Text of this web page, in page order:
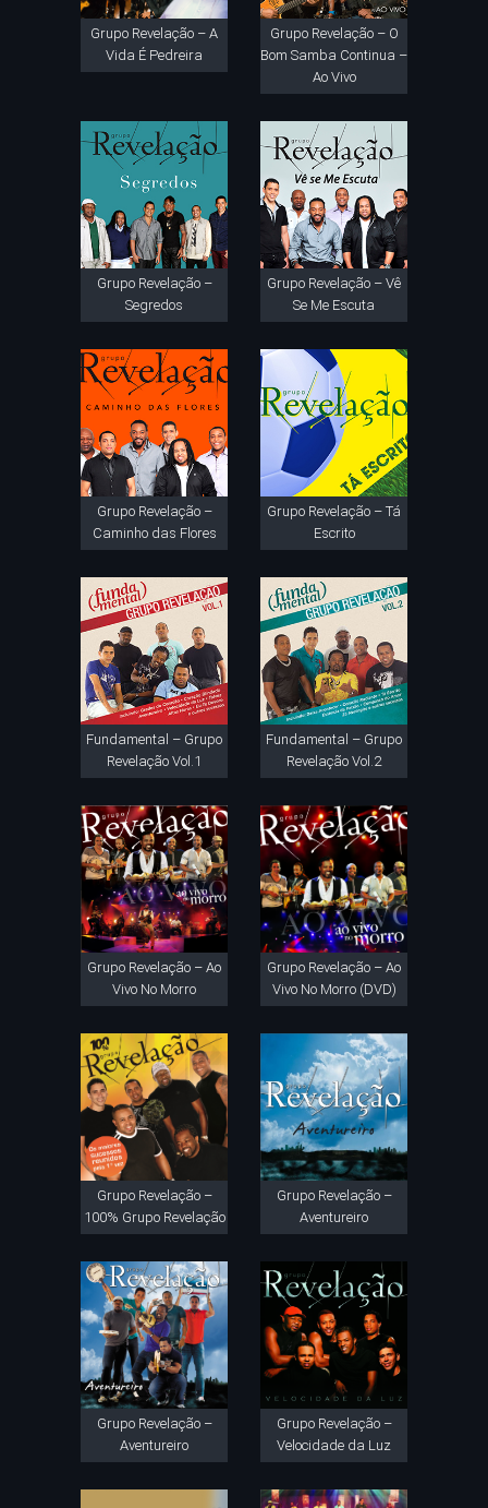
Grupo Revelação – A
Vida É Pedreira
Grupo Revelação – O
Bom Samba Continua –
Ao Vivo
Grupo Revelação –
Segredos
Grupo Revelação – Vê
Se Me Escuta
Grupo Revelação –
Caminho das Flores
Grupo Revelação – Tá
Escrito
Fundamental – Grupo
Revelação Vol.1
Fundamental – Grupo
Revelação Vol.2
Grupo Revelação – Ao
Vivo No Morro
Grupo Revelação – Ao
Vivo No Morro (DVD)
Grupo Revelação –
100% Grupo Revelação
Grupo Revelação –
Aventureiro
Grupo Revelação –
Aventureiro
Grupo Revelação –
Velocidade da Luz